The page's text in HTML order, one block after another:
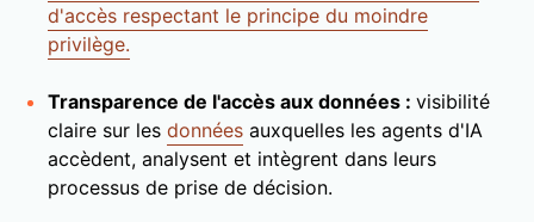
d'accès respectant le principe du moindre
privilège.
Transparence de l'accès aux données : visibilité
claire sur les données auxquelles les agents d'IA
accèdent, analysent et intègrent dans leurs
processus de prise de décision.